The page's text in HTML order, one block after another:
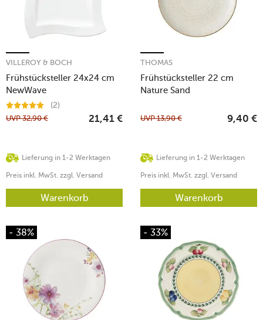
Frühstücksteller 24x24 cm
NewWave
VILLEROY & BOCH
(2)
Lieferung in 1-2 Werktagen
UVP32,90 € 21,41 €
Preis inkl. MwSt. zzgl. Versand
Warenkorb
Frühstücksteller 22 cm
Nature Sand
THOMAS
Lieferung in 1-2 Werktagen
UVP13,90 € 9,40 €
Preis inkl. MwSt. zzgl. Versand
Warenkorb
- 38% - 33%